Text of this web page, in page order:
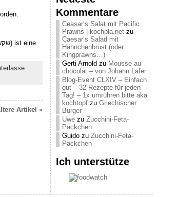
Artikel »
Kommentare
Ceasar’s Salat mit Pacific
Prawns | kochpla.net zu
Caesar’s Salad mit
Hähnchenbrust (oder
Kingprawns…)
Gerti Arnold zu Mousse au
chocolat – von Johann Lafer
Blog-Event CLXIV – Einfach
gut – 32 Rezepte für jeden
Tag! – 1x umrühren bitte aka
kochtopf zu Griechischer
Burger
Uwe zu Zucchini-Feta-
Päckchen
Guido zu Zucchini-Feta-
Päckchen
Ich unterstütze